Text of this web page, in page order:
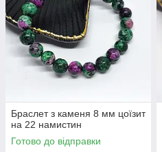
Браслет з каменя 8 мм цоїзит
на 22 намистин
Готово до відправки